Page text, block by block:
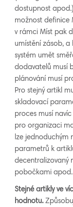
dostupnost
možnost definice
v rámci Míst pak
umístění zásob,
systém umět
dodavatelů musí
plánování musí
Pro stejný artikl
skladovací
proces musí
pro organizaci
lze jednoduchým
parametrů k
decentralizovaný
pobočkami apod.
Stejné artikly ve
hodnotu.